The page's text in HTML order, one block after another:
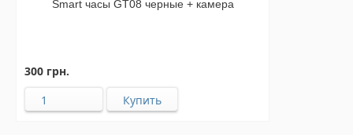
Smart часы GT08 черные + камера
300 грн.